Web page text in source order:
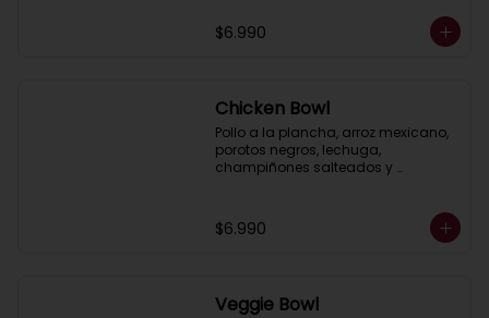
$6.990
Chicken Bowl
Pollo a la plancha, arroz mexicano,
porotos negros, lechuga,
champiñones salteados y
$6.990
Veggie Bowl